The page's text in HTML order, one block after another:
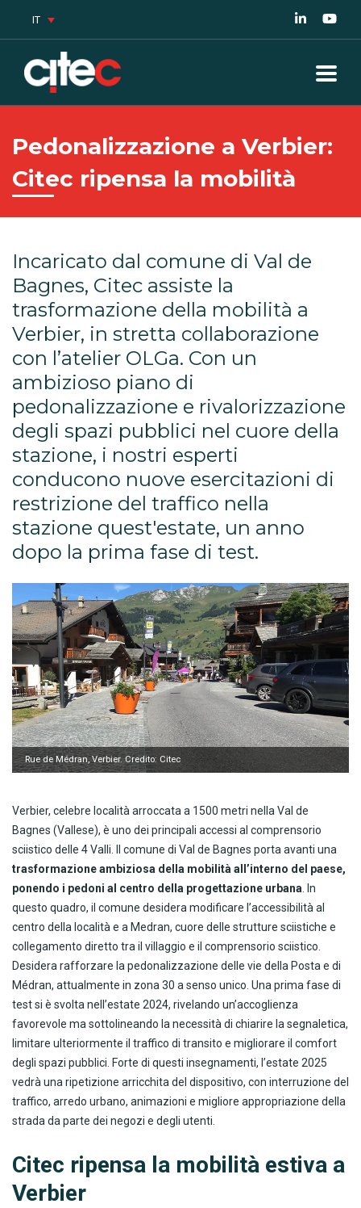
IT
Pedonalizzazione a Verbier:
Citec ripensa la mobilità
Incaricato dal comune di Val de
Bagnes, Citec assiste la
trasformazione della mobilità a
Verbier, in stretta collaborazione
con l’atelier OLGa. Con un
ambizioso piano di
pedonalizzazione e rivalorizzazione
degli spazi pubblici nel cuore della
stazione, i nostri esperti
conducono nuove esercitazioni di
restrizione del traffico nella
stazione quest'estate, un anno
dopo la prima fase di test.
Rue de Médran, Verbier. Credito: Citec
Verbier, celebre località arroccata a 1500 metri nella Val de
Bagnes (Vallese), è uno dei principali accessi al comprensorio
sciistico delle 4 Valli. Il comune di Val de Bagnes porta avanti una
trasformazione ambiziosa della mobilità all’interno del paese,
ponendo i pedoni al centro della progettazione urbana. In
questo quadro, il comune desidera modificare l’accessibilità al
centro della località e a Medran, cuore delle strutture sciistiche e
collegamento diretto tra il villaggio e il comprensorio sciistico.
Desidera rafforzare la pedonalizzazione delle vie della Posta e di
Médran, attualmente in zona 30 a senso unico. Una prima fase di
test si è svolta nell’estate 2024, rivelando un’accoglienza
favorevole ma sottolineando la necessità di chiarire la segnaletica,
limitare ulteriormente il traffico di transito e migliorare il comfort
degli spazi pubblici. Forte di questi insegnamenti, l’estate 2025
vedrà una ripetizione arricchita del dispositivo, con interruzione del
traffico, arredo urbano, animazioni e migliore appropriazione della
strada da parte dei negozi e degli utenti.
Citec ripensa la mobilità estiva a
Verbier